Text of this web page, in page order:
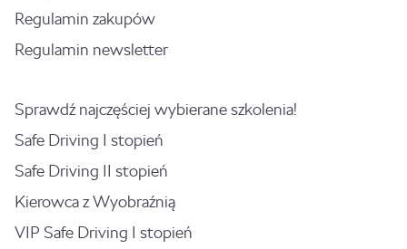
Regulamin zakupów
Regulamin newsletter
Sprawdź najczęściej wybierane szkolenia!
Safe Driving I stopień
Safe Driving II stopień
Kierowca z Wyobraźnią
VIP Safe Driving I stopień